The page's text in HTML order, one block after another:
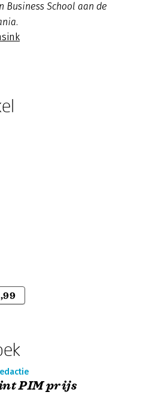
Business School aan de
PIM prijs